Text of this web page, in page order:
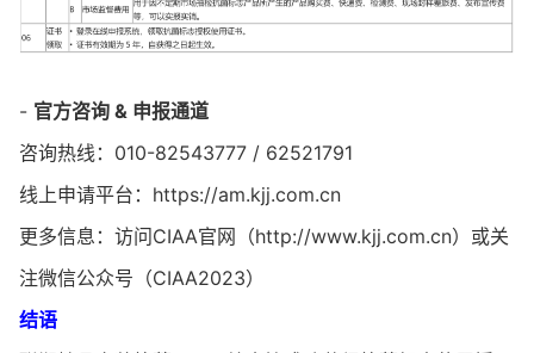
- 官方咨询 & 申报通道
咨询热线：010-82543777 / 62521791
线上申请平台：https://am.kjj.com.cn
更多信息​：访问CIAA官网（http://www.kjj.com.cn）或关
注微信公众号（CIAA2023）
结语